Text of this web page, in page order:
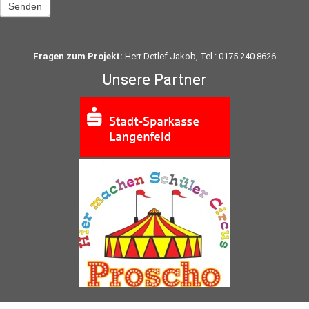
Senden
Fragen zum Projekt: Herr Detlef Jakob, Tel.: 0175 240 8626
Unsere Partner